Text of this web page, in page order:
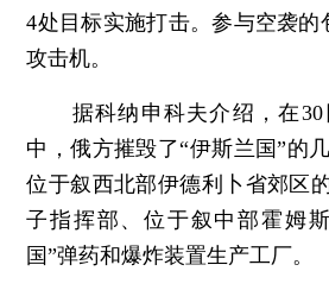
4处目标实施打击。参与空袭的
攻击机。
据科纳申科夫介绍，在30
中，俄方摧毁了“伊斯兰国”的
位于叙西北部伊德利卜省郊区
子指挥部、位于叙中部霍姆
国”弹药和爆炸装置生产工厂。